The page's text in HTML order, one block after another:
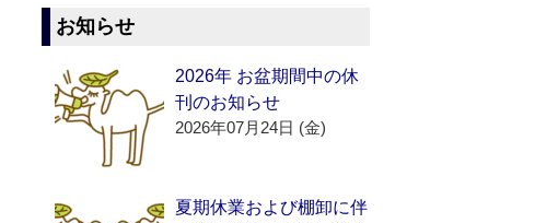
お知らせ
2026年 お盆期間中の休
刊のお知らせ
2026年07月24日 (金)
夏期休業および棚卸に伴